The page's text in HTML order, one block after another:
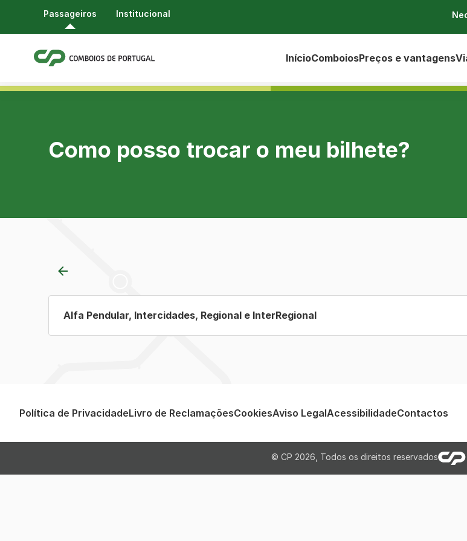
Institucional
Passageiros
InícioComboiosPreços e vantagens
Como posso trocar o meu bilhete?
Alfa Pendular, Intercidades, Regional e InterRegional
Política de PrivacidadeLivro de ReclamaçõesCookiesAviso LegalAcessibilidadeContactos
© CP 2026, Todos os direitos reservados